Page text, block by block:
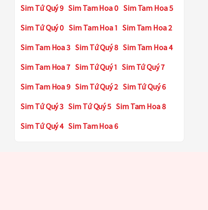
Sim Tứ Quý 9 Sim Tam Hoa 0 Sim Tam Hoa 5
Sim Tứ Quý 0 Sim Tam Hoa 1 Sim Tam Hoa 2
Sim Tam Hoa 3 Sim Tứ Quý 8 Sim Tam Hoa 4
Sim Tam Hoa 7 Sim Tứ Quý 1 Sim Tứ Quý 7
Sim Tam Hoa 9 Sim Tứ Quý 2 Sim Tứ Quý 6
Sim Tứ Quý 3 Sim Tứ Quý 5 Sim Tam Hoa 8
Sim Tứ Quý 4 Sim Tam Hoa 6